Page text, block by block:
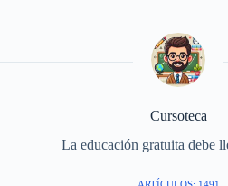
Cursoteca
La educación gratuita debe